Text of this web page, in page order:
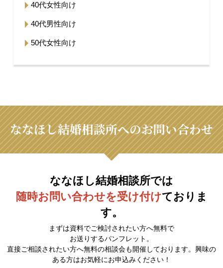
40代女性向け
40代男性向け
50代女性向け
ななほし結婚相談所へのお問い合わせ
ななほし結婚相談所では
随時お問い合わせを受け付けておりま
す。
まずは資料でご検討されたい方へ無料で
お送りするパンフレット。
直接ご相談されたい方へ無料の相談会も開催しております。興味の
ある方はお気軽にお申込みください！